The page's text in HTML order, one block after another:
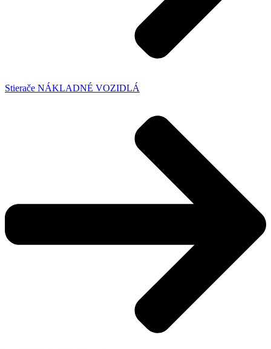
Stierače NÁKLADNÉ VOZIDLÁ